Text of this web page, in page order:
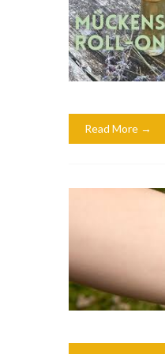
Read More →